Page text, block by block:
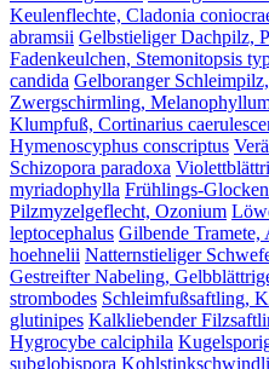
Keulenflechte, Cladonia
abramsii Gelbstieliger Dachpilz,
Fadenkeulchen, Stemonitopsis
candida Gelboranger
Zwergschirmling,
Klumpfuß, Cortinarius
Hymenoscyphus conscriptus
Schizopora paradoxa
myriadophylla Frühlings-
Pilzmyzelgeflecht, Ozonium
leptocephalus Gilbende
hoehnelii Natternstieliger
Gestreifter Nabeling,
strombodes Schleimfußsaftling,
glutinipes Kalkliebender
Hygrocybe calciphila
subglobispora